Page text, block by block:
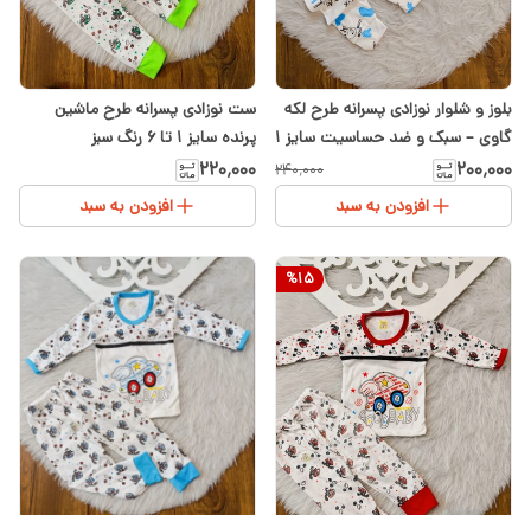
بلوز و شلوار نوزادی پسرانه طرح لکه
گاوی – سبک و ضد حساسیت سایز ۱
تا ۳
۲۰۰٬۰۰۰ ۲۴۰٬۰۰۰
افزودن به سبد
ست نوزادی پسرانه طرح ماشین
پرنده سایز ۱ تا ۶ رنگ سبز
۲۲۰٬۰۰۰
افزودن به سبد
%15